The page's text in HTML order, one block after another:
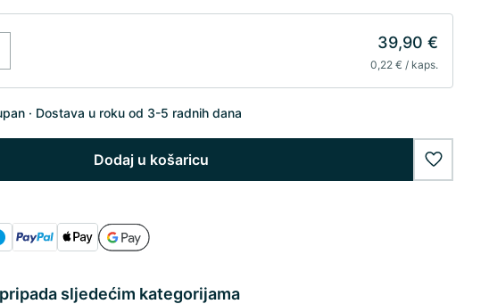
39,90 €
0,22 € / kaps.
Dostava u roku od 3-5 radnih dana
Dodaj u košaricu
sljedećim kategorijama